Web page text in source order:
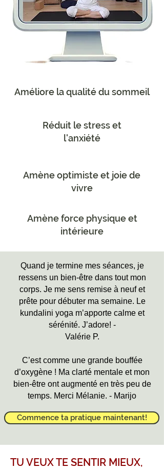
Améliore la qualité du sommeil
Réduit le stress et
l'anxiété
Amène optimiste et joie de
vivre
Amène force physique et
intérieure
Quand je termine mes séances, je
ressens un bien-être dans tout mon
corps. Je me sens remise à neuf et
prête pour débuter ma semaine. Le
kundalini yoga m’apporte calme et
sérénité. J’adore! -
Valérie P.
C’est comme une grande bouffée
d’oxygène ! Ma clarté mentale et mon
bien-être ont augmenté en très peu de
temps. Merci Mélanie. - Marijo
Commence ta pratique maintenant!
TU VEUX TE SENTIR MIEUX,